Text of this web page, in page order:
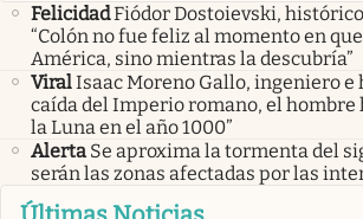
FelicidadFiódor Dostoievski,
“Colón no fue feliz al momento en
América, sino mientras la descubría”
ViralIsaac Moreno Gallo, ingeniero e
caída del Imperio romano, el hombre
la Luna en el año 1000”
Alerta Se aproxima la tormenta del
serán las zonas afectadas por las